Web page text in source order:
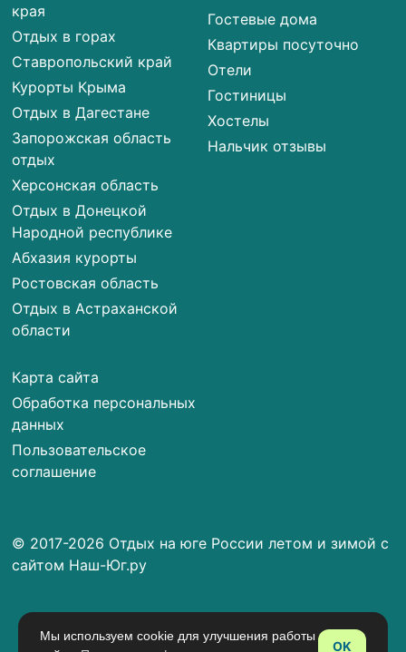
края
Отдых в горах
Ставропольский край
Курорты Крыма
Отдых в Дагестане
Запорожская область
отдых
Херсонская область
Отдых в Донецкой
Народной республике
Абхазия курорты
Ростовская область
Отдых в Астраханской
области
Карта сайта
Обработка персональных
данных
Пользовательское
соглашение
Гостевые дома
Квартиры посуточно
Отели
Гостиницы
Хостелы
Нальчик отзывы
© 2017-2026 Отдых на юге России летом и зимой с
сайтом Наш-Юг.ру
Мы используем cookie для улучшения работы
OK